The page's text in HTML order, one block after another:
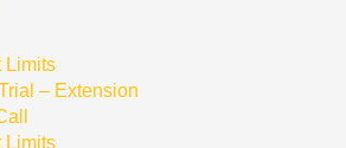
Limits
– Extension
Limits